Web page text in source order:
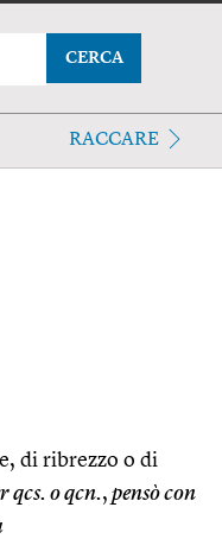
CERCA
RACCARE
di ribrezzo o di
qcs. o qcn., pensò con